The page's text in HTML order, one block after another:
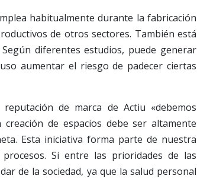
habitualmente durante la fabricación
de otros sectores. También está
diferentes estudios, puede generar
aumentar el riesgo de padecer ciertas
de marca de Actiu «debemos
de espacios debe ser altamente
Esta iniciativa forma parte de nuestra
Si entre las prioridades de las
de la sociedad, ya que la salud personal